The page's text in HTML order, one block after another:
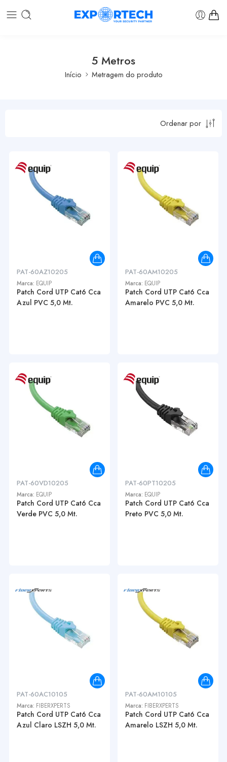
5 Metros
Início Metragem do produto
Ordenar por
PAT-60AZ10205
Marca: EQUIP
Patch Cord UTP Cat6 Cca
Azul PVC 5,0 Mt.
PAT-60AM10205
Marca: EQUIP
Patch Cord UTP Cat6 Cca
Amarelo PVC 5,0 Mt.
PAT-60VD10205
Marca: EQUIP
Patch Cord UTP Cat6 Cca
Verde PVC 5,0 Mt.
PAT-60PT10205
Marca: EQUIP
Patch Cord UTP Cat6 Cca
Preto PVC 5,0 Mt.
PAT-60AC10105
Marca: FIBERXPERTS
Patch Cord UTP Cat6 Cca
Azul Claro LSZH 5,0 Mt.
PAT-60AM10105
Marca: FIBERXPERTS
Patch Cord UTP Cat6 Cca
Amarelo LSZH 5,0 Mt.